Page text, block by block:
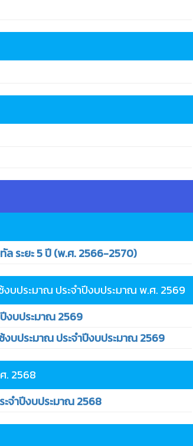
ระยะ 5 ปี (พ.ศ. 2566-2570)
งบประมาณ ประจำปีงบประมาณ พ.ศ. 2569
งบประมาณ 2569
งบประมาณ ประจำปีงบประมาณ 2569
. 2568
จำปีงบประมาณ 2568